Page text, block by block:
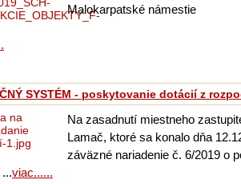
Malokarpatské námestie
SYSTÉM - poskytovanie dotácií z
Na zasadnutí miestneho
Lamač, ktoré sa konalo dňa
záväzné nariadenie č. 6/2019 o
viac......